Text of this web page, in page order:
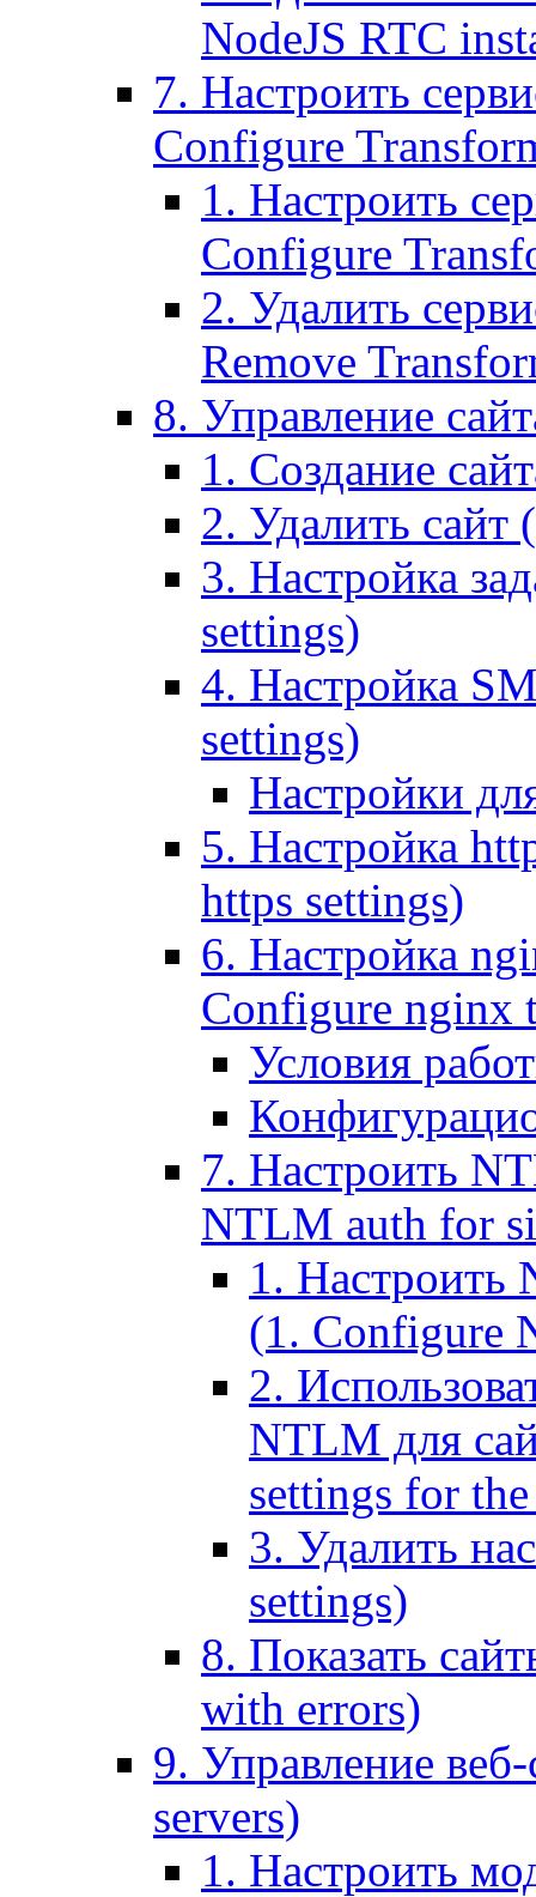
NodeJS RTC
7. Настроить
Configure
1. Настроить
Configure
2. Удалить
Remove
8. Управление
1. Создание
2. Удалить сайт
3. Настройка
settings)
4. Настройка
settings)
Настройки
5. Настройка
https settings)
6. Настройка
Configure nginx
Условия
7. Настроить
NTLM auth for
1. Настроить
(1. Configure
2.
NTLM для
settings for
3. Удалить
settings)
8. Показать
with errors)
9. Управление
servers)
1. Настроить